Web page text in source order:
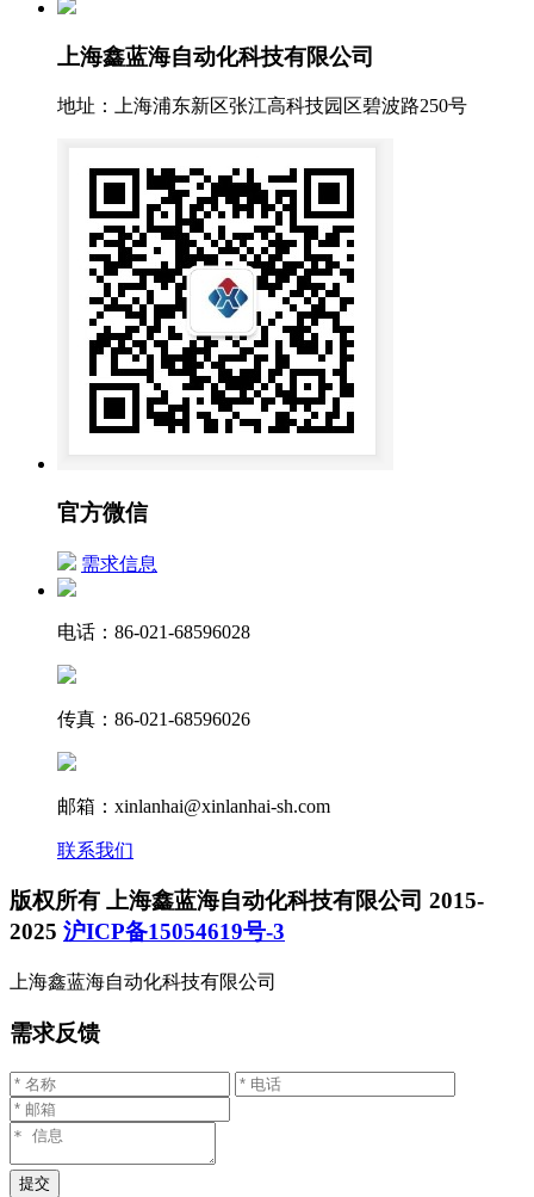
上海鑫蓝海自动化科技有限公司
地址：上海浦东新区张江高科技园区碧波路250号
官方微信
需求信息
电话：86-021-68596028
传真：86-021-68596026
邮箱：xinlanhai@xinlanhai-sh.com
联系我们
版权所有 上海鑫蓝海自动化科技有限公司 2015-
2025 沪ICP备15054619号-3
上海鑫蓝海自动化科技有限公司
需求反馈
提交